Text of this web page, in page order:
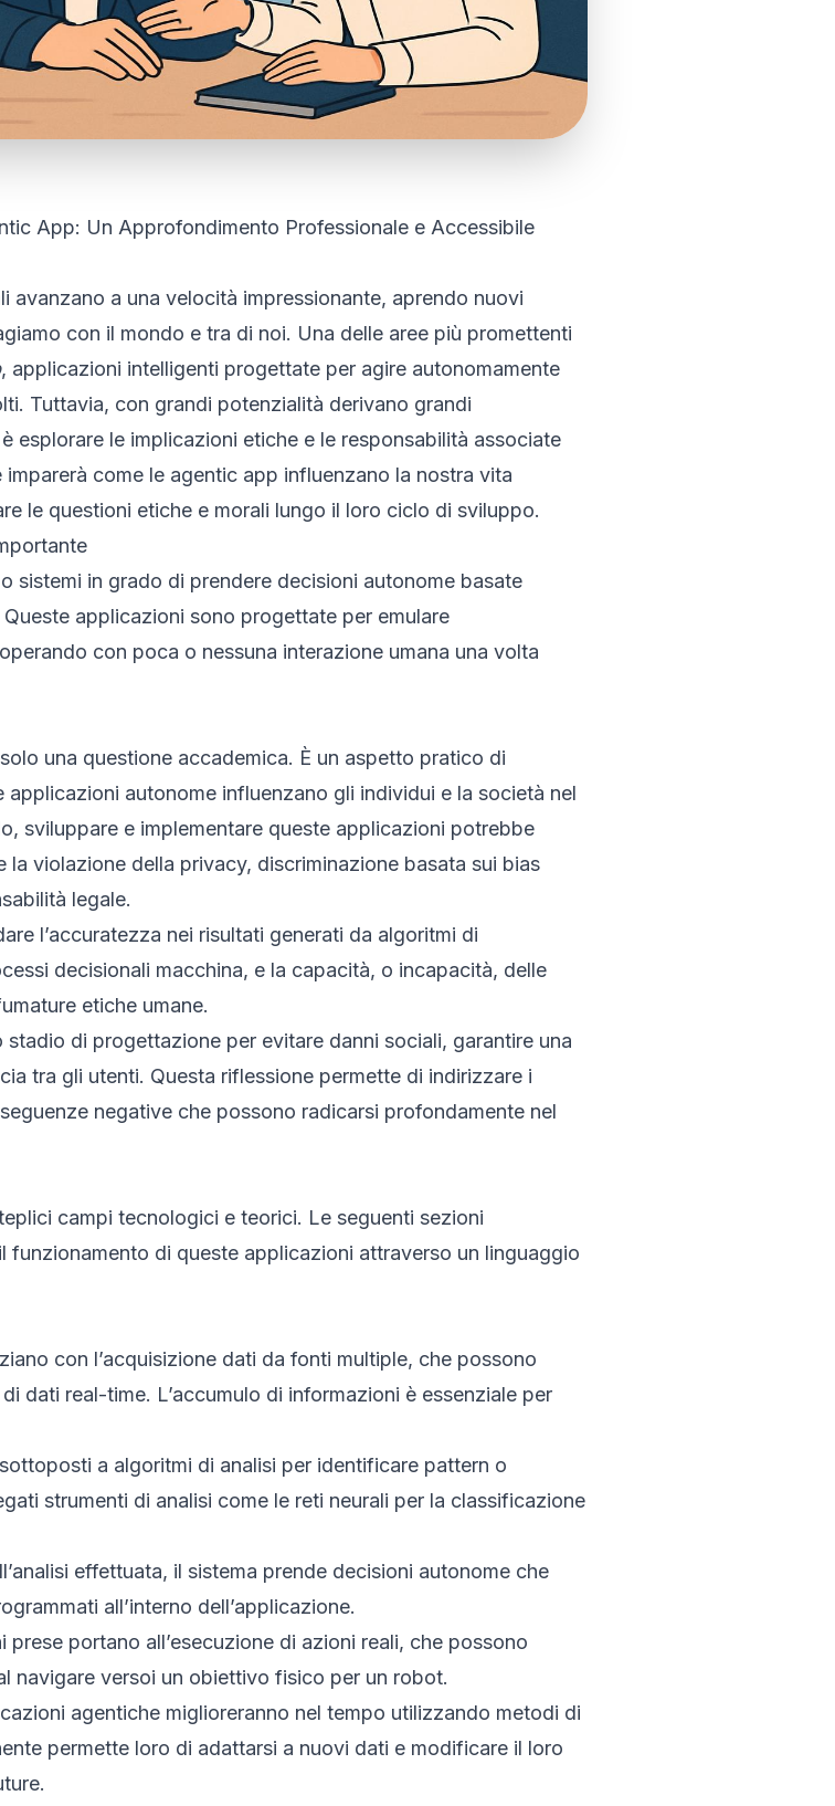
App: Un Approfondimento Professionale e Accessibile
avanzano a una velocità impressionante, aprendo nuovi
con il mondo e tra di noi. Una delle aree più promettenti
, applicazioni intelligenti progettate per agire autonomamente
Tuttavia, con grandi potenzialità derivano grandi
esplorare le implicazioni etiche e le responsabilità associate
come le agentic app influenzano la nostra vita
le questioni etiche e morali lungo il loro ciclo di sviluppo.
sistemi in grado di prendere decisioni autonome basate
applicazioni sono progettate per emulare
con poca o nessuna interazione umana una volta
una questione accademica. È un aspetto pratico di
autonome influenzano gli individui e la società nel
sviluppare e implementare queste applicazioni potrebbe
violazione della privacy, discriminazione basata sui bias
legale.
l’accuratezza nei risultati generati da algoritmi di
decisionali macchina, e la capacità, o incapacità, delle
etiche umane.
stadio di progettazione per evitare danni sociali, garantire una
tra gli utenti. Questa riflessione permette di indirizzare i
negative che possono radicarsi profondamente nel
campi tecnologici e teorici. Le seguenti sezioni
funzionamento di queste applicazioni attraverso un linguaggio
con l’acquisizione dati da fonti multiple, che possono
dati real-time. L’accumulo di informazioni è essenziale per
a algoritmi di analisi per identificare pattern o
strumenti di analisi come le reti neurali per la classificazione
effettuata, il sistema prende decisioni autonome che
all’interno dell’applicazione.
prese portano all’esecuzione di azioni reali, che possono
navigare versoi un obiettivo fisico per un robot.
agentiche miglioreranno nel tempo utilizzando metodi di
permette loro di adattarsi a nuovi dati e modificare il loro